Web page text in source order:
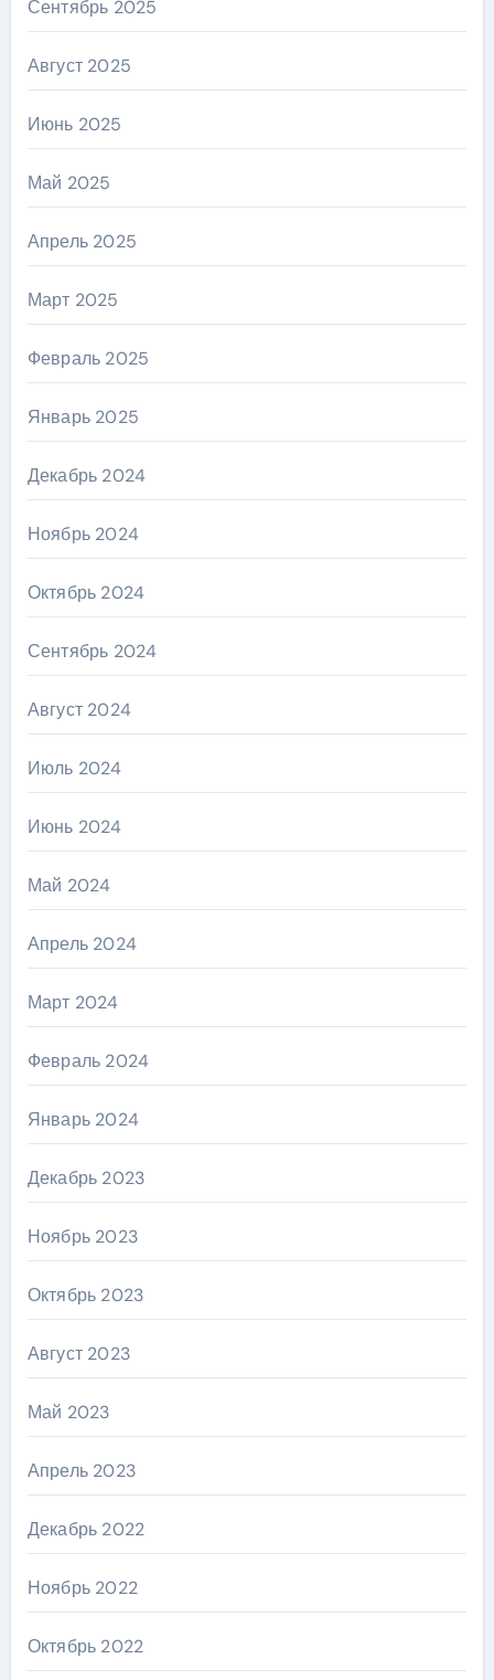
Сентябрь 2025
Август 2025
Июнь 2025
Май 2025
Апрель 2025
Март 2025
Февраль 2025
Январь 2025
Декабрь 2024
Ноябрь 2024
Октябрь 2024
Сентябрь 2024
Август 2024
Июль 2024
Июнь 2024
Май 2024
Апрель 2024
Март 2024
Февраль 2024
Январь 2024
Декабрь 2023
Ноябрь 2023
Октябрь 2023
Август 2023
Май 2023
Апрель 2023
Декабрь 2022
Ноябрь 2022
Октябрь 2022